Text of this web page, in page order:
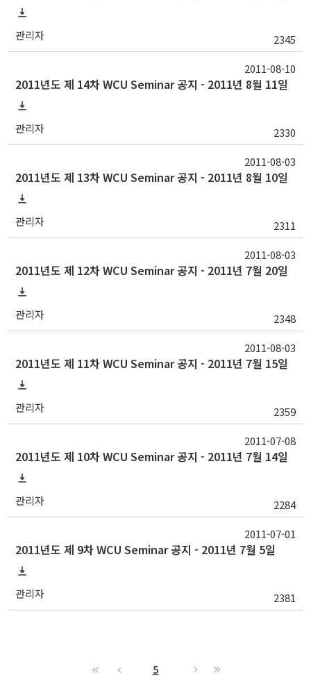
관리자 2345
2011년도 제 14차 WCU Seminar 공지 - 2011년 8월 11일
관리자 2330
2011-08-10
2011년도 제 13차 WCU Seminar 공지 - 2011년 8월 10일
관리자 2311
2011-08-03
2011년도 제 12차 WCU Seminar 공지 - 2011년 7월 20일
관리자 2348
2011-08-03
2011년도 제 11차 WCU Seminar 공지 - 2011년 7월 15일
관리자 2359
2011-08-03
2011년도 제 10차 WCU Seminar 공지 - 2011년 7월 14일
관리자 2284
2011-07-08
2011년도 제 9차 WCU Seminar 공지 - 2011년 7월 5일
관리자 2381
2011-07-01
5